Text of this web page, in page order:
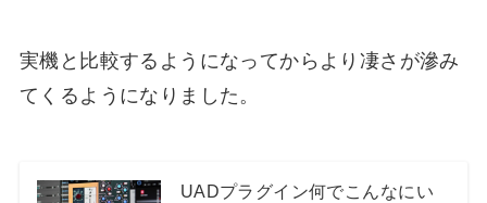
実機と比較するようになってからより凄さが滲み
てくるようになりました。
UADプラグイン何でこんなにい